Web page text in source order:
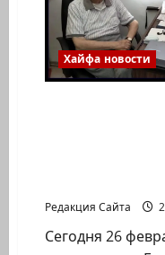
во
Хайфа новости
Редакция Сайта
Сегодня 26